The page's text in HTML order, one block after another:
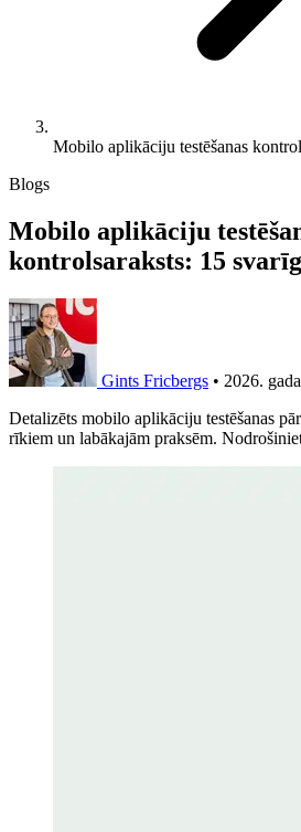
Mobilo aplikāciju testēšanas
Blogs
Mobilo aplikāciju
kontrolsaraksts: 15
Gints Fricbergs • 2026.
Detalizēts mobilo aplikāciju testēšanas
rīkiem un labākajām praksēm.